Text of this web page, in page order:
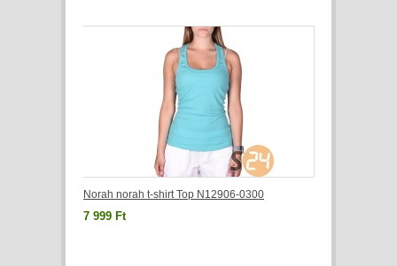
Norah norah t-shirt Top N12906-0300
7 999 Ft